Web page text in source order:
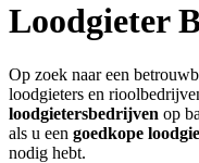
Loodgieter
Op zoek naar een
loodgieters en
loodgietersbedrijven op
als u een goedkope
nodig hebt.